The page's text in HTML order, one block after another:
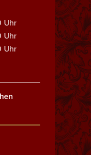
Uhr
Uhr
Uhr